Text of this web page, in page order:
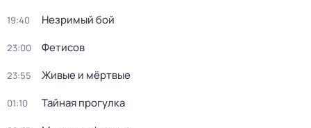
19:40 Незримый бой
23:00 Фетисов
23:55 Живые и мёртвые
01:10 Тайная прогулка